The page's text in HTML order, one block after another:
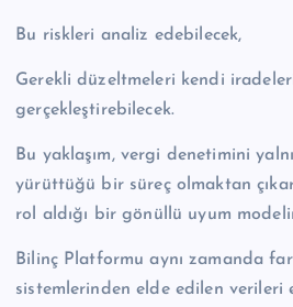
Bu riskleri analiz edebilecek,
Gerekli düzeltmeleri kendi
gerçekleştirebilecek.
Bu yaklaşım, vergi denetimini
yürüttüğü bir süreç olmaktan
rol aldığı bir gönüllü uyum
Bilinç Platformu aynı zamanda
sistemlerinden elde edilen verileri